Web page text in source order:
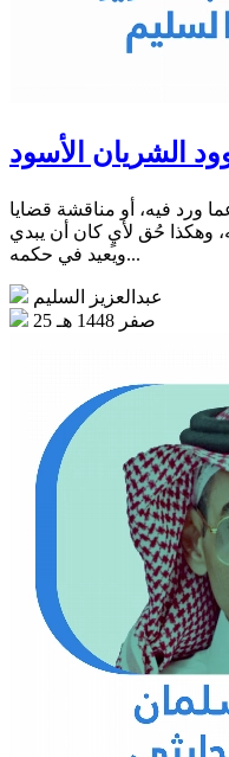
الشريان الأسود
ورد فيه، أو مناقشة قضايا
وهكذا حُق لأيٍ كان أن يبدي
ويعيد في حكمه...
عبدالعزيز السليم
25 صفر 1448 هـ